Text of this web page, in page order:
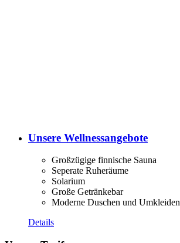
Unsere Wellnessangebote
Großzügige finnische Sauna
Seperate Ruheräume
Solarium
Große Getränkebar
Moderne Duschen und Umkleiden
Details